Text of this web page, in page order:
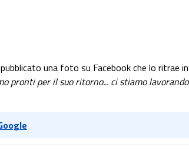
una foto su Facebook che lo ritrae in
pronti per il suo ritorno... ci stiamo lavorando